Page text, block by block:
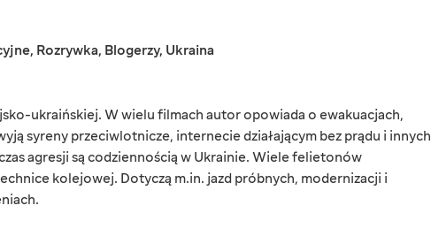
, Rozrywka, Blogerzy, Ukraina
ukraińskiej. W wielu filmach autor opowiada o ewakuacjach,
syreny przeciwlotnicze, internecie działającym bez prądu i innych
agresji są codziennością w Ukrainie. Wiele felietonów
kolejowej. Dotyczą m.in. jazd próbnych, modernizacji i